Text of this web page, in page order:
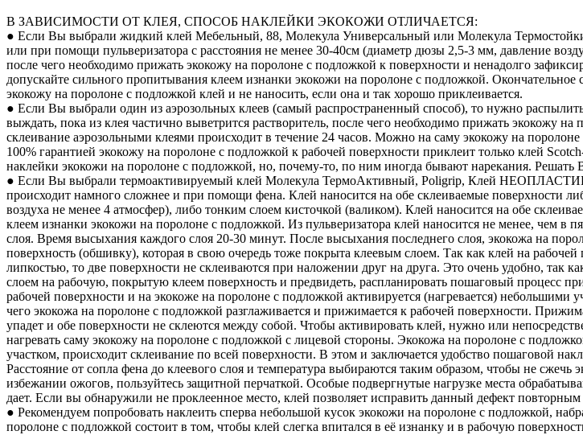
В ЗАВИСИМОСТИ ОТ КЛЕЯ, СПОСОБ НАКЛЕЙКИ ЭКОКОЖИ ОТЛИЧАЕТСЯ:
● Если Вы выбрали жидкий клей Мебельный, 88, Молекула Универсальный или Молекула
или при помощи пульверизатора с расстояния не менее 30-40см (диаметр дюзы 2,5-3 мм, давление
после чего необходимо прижать экокожу на поролоне с подложкой к поверхности и ненадолго
допускайте сильного пропитывания клеем изнанки экокожи на поролоне с подложкой.
экокожу на поролоне с подложкой клей и не наносить, если она и так хорошо приклеивается.
● Если Вы выбрали один из аэрозольных клеев (самый распространенный способ), то нужно
выждать, пока из клея частично выветрится растворитель, после чего необходимо прижать экокожу
склеивание аэрозольными клеями происходит в течение 24 часов. Можно на саму экокожу на
100% гарантией экокожу на поролоне с подложкой к рабочей поверхности приклеит только клей
наклейки экокожи на поролоне с подложкой, но, почему-то, по ним иногда бывают нарекания. Решать
● Если Вы выбрали термоактивируемый клей Молекула ТермоАктивный, Poligrip, Клей
происходит намного сложнее и при помощи фена. Клей наносится на обе склеиваемые поверхности
воздуха не менее 4 атмосфер), либо тонким слоем кисточкой (валиком). Клей наносится на обе
клеем изнанки экокожи на поролоне с подложкой. Из пульверизатора клей наносится не менее, чем
слоя. Время высыхания каждого слоя 20-30 минут. После высыхания последнего слоя, экокожа на
поверхность (обшивку), которая в свою очередь тоже покрыта клеевым слоем. Так как клей на
липкостью, то две поверхности не склеиваются при наложении друг на друга. Это очень удобно, так
слоем на рабочую, покрытую клеем поверхность и предвидеть, распланировать пошаговый процесс
рабочей поверхности и на экокоже на поролоне с подложкой активируется (нагревается)
чего экокожа на поролоне с подложкой разглаживается и прижимается к рабочей поверхности.
упадет и обе поверхности не склеются между собой. Чтобы активировать клей, нужно или
нагревать саму экокожу на поролоне с подложкой с лицевой стороны. Экокожа на поролоне с
участком, происходит склеивание по всей поверхности. В этом и заключается удобство пошаговой
Расстояние от сопла фена до клеевого слоя и температура выбираются таким образом, чтобы не
избежании ожогов, пользуйтесь защитной перчаткой. Особые подвергнутые нагрузке места
дает. Если вы обнаружили не проклеенное место, клей позволяет исправить данный дефект повторным
● Рекомендуем попробовать наклеить сперва небольшой кусок экокожи на поролоне с подложкой,
поролоне с подложкой состоит в том, чтобы клей слегка впитался в её изнанку и в рабочую